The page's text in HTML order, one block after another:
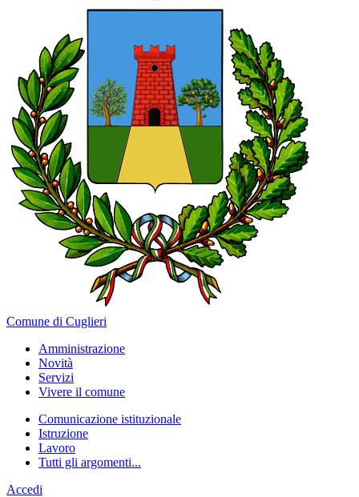
Comune di Cuglieri
Amministrazione
Novità
Servizi
Vivere il comune
Comunicazione istituzionale
Istruzione
Lavoro
Tutti gli argomenti...
Accedi